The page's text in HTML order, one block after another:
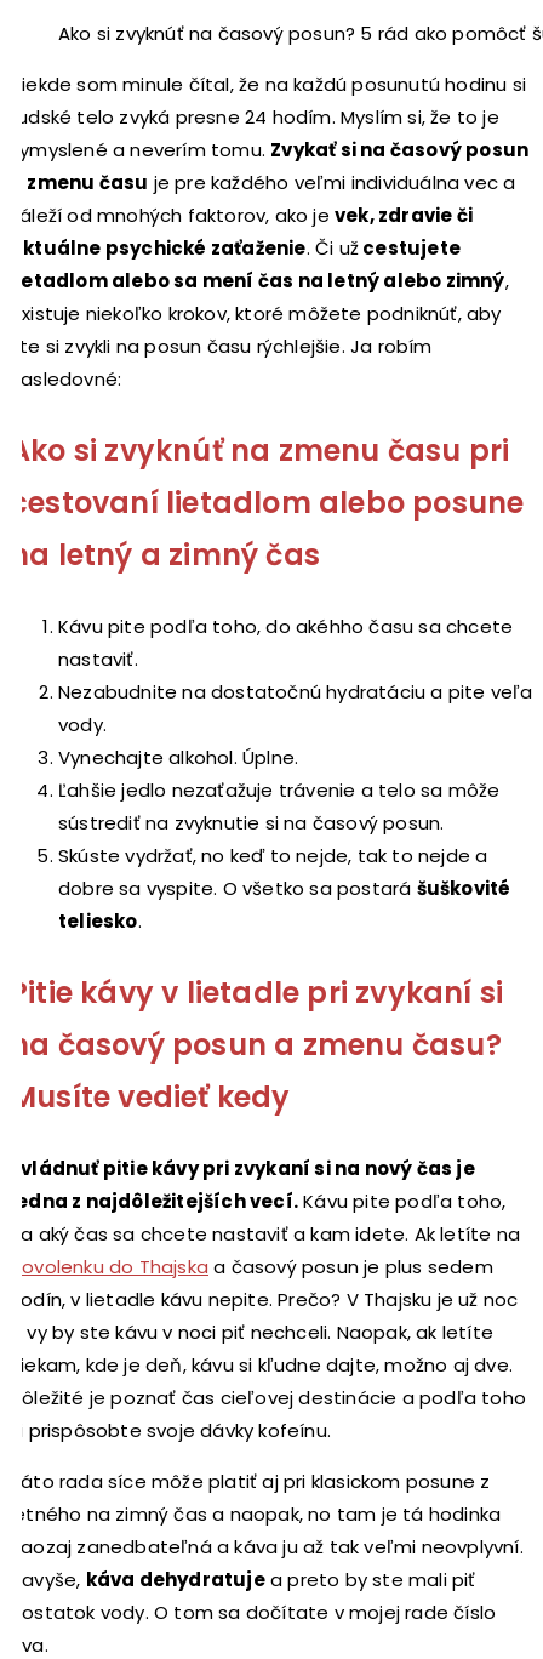
Ako si zvyknúť na časový posun? 5 rád ako pomôcť
Niekde som minule čítal, že na každú posunutú hodinu si
ľudské telo zvyká presne 24 hodím. Myslím si, že to je
vymyslené a neverím tomu. Zvykať si na časový posun
a zmenu času je pre každého veľmi individuálna vec a
záleží od mnohých faktorov, ako je vek, zdravie či
aktuálne psychické zaťaženie. Či užcestujete
lietadlom alebo sa mení čas na letný alebo zimný,
existuje niekoľko krokov, ktoré môžete podniknúť, aby
ste si zvykli na posun času rýchlejšie. Ja robím
nasledovné:
Ako si zvyknúť na zmenu času pri
cestovaní lietadlom alebo posune
na letný a zimný čas
Kávu pite podľa toho, do akéhho času sa chcete
nastaviť.
Nezabudnite na dostatočnú hydratáciu a pite veľa
vody.
Vynechajte alkohol. Úplne.
Ľahšie jedlo nezaťažuje trávenie a telo sa môže
sústrediť na zvyknutie si na časový posun.
Skúste vydržať, no keď to nejde, tak to nejde a
dobre sa vyspite. O všetko sa postará šuškovité
teliesko.
Pitie kávy v lietadle pri zvykaní si
na časový posun a zmenu času?
Musíte vedieť kedy
Zvládnuť pitie kávy pri zvykaní si na nový čas je
jedna z najdôležitejších vecí.Kávu pite podľa toho,
na aký čas sa chcete nastaviť a kam idete. Ak letíte na
dovolenku do Thajska a časový posun je plus sedem
hodín, v lietadle kávu nepite. Prečo? V Thajsku je už noc
a vy by ste kávu v noci piť nechceli. Naopak, ak letíte
niekam, kde je deň, kávu si kľudne dajte, možno aj dve.
Dôležité je poznať čas cieľovej destinácie a podľa toho
si prispôsobte svoje dávky kofeínu.
Táto rada síce môže platiť aj pri klasickom posune z
letného na zimný čas a naopak, no tam je tá hodinka
naozaj zanedbateľná a káva ju až tak veľmi neovplyvní.
Navyše, káva dehydratujea preto by ste mali piť
dostatok vody. O tom sa dočítate v mojej rade číslo
dva.